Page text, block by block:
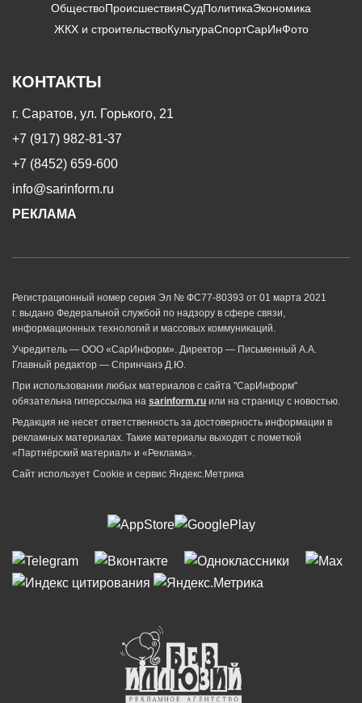
ОбществоПроисшествияСудПолитикаЭкономика
ЖКХ и строительствоКультураСпортСарИнФото
КОНТАКТЫ
г. Саратов, ул. Горького, 21
+7 (917) 982-81-37
+7 (8452) 659-600
info@sarinform.ru
РЕКЛАМА
Регистрационный номер серия Эл № ФС77-80393 от 01 марта 2021
г. выдано Федеральной службой по надзору в сфере связи,
информационных технологий и массовых коммуникаций.
Учредитель — ООО «СарИнформ». Директор — Письменный А.А.
Главный редактор — Спринчанэ Д.Ю.
При использовании любых материалов с сайта "СарИнформ"
обязательна гиперссылка на sarinform.ru или на страницу с новостью.
Редакция не несет ответственность за достоверность информации в
рекламных материалах. Такие материалы выходят с пометкой
«Партнёрский материал» и «Реклама».
Сайт использует Cookie и сервиc Яндекс.Метрика